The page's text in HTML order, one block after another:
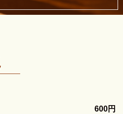
600円